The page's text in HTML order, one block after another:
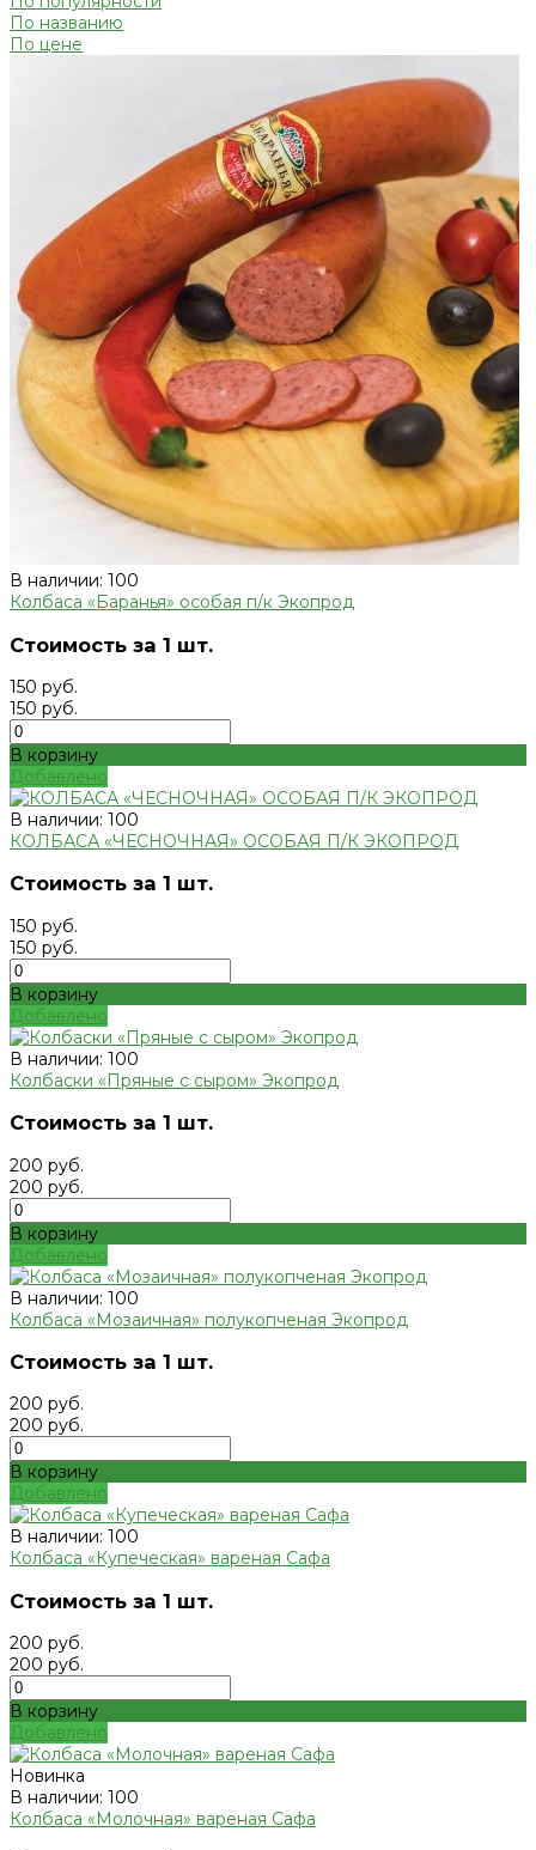
По названию
По цене
В наличии: 100
Колбаса «Баранья» особая п/к Экопрод
Стоимость за 1 шт.
150 руб.
150 руб.
В корзину
Добавлено
В наличии: 100
КОЛБАСА «ЧЕСНОЧНАЯ» ОСОБАЯ П/К ЭКОПРОД
Стоимость за 1 шт.
150 руб.
150 руб.
В корзину
Добавлено
В наличии: 100
Колбаски «Пряные с сыром» Экопрод
Стоимость за 1 шт.
200 руб.
200 руб.
В корзину
Добавлено
В наличии: 100
Колбаса «Мозаичная» полукопченая Экопрод
Стоимость за 1 шт.
200 руб.
200 руб.
В корзину
Добавлено
В наличии: 100
Колбаса «Купеческая» вареная Сафа
Стоимость за 1 шт.
200 руб.
200 руб.
В корзину
Добавлено
Новинка
В наличии: 100
Колбаса «Молочная» вареная Сафа